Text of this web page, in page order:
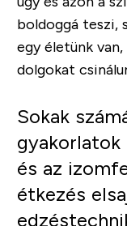
boldoggá teszi,
egy életünk
dolgokat
Sokak
gyakorlatok
és az
étkezés